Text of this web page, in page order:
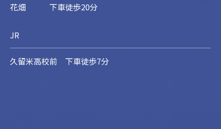
花畑 下車徒歩20分
JR
久留米高校前 下車徒歩7分